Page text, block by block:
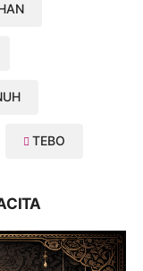
TEBO